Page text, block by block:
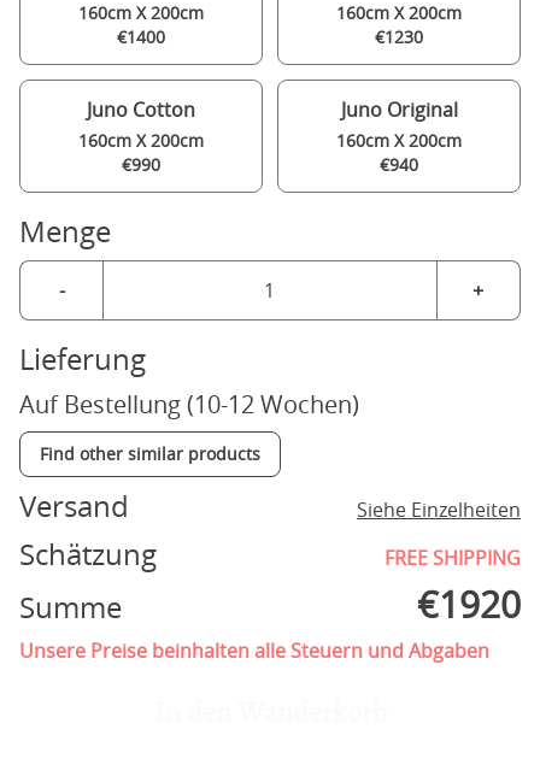
160cm X 200cm
€1400
160cm X 200cm
€1230
Juno Cotton
160cm X 200cm
€990
Juno Original
160cm X 200cm
€940
Menge
- +
Lieferung
Auf Bestellung (10-12 Wochen)
Find other similar products
Versand Siehe Einzelheiten
Schätzung FREE SHIPPING
Summe €1920
Unsere Preise beinhalten alle Steuern und Abgaben